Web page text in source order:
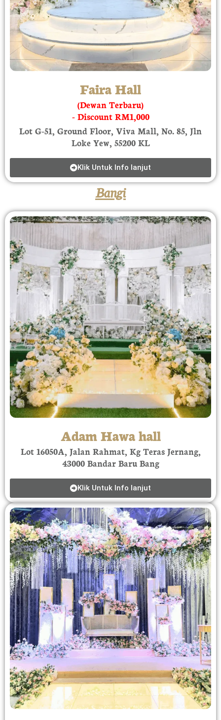
Faira Hall
(Dewan Terbaru)
- Discount RM1,000
Lot G-51, Ground Floor, Viva Mall, No. 85, Jln
Loke Yew, 55200 KL
Klik Untuk Info lanjut
Bangi
Adam Hawa hall
Lot 16050A, Jalan Rahmat, Kg Teras Jernang,
43000 Bandar Baru Bang
Klik Untuk Info lanjut